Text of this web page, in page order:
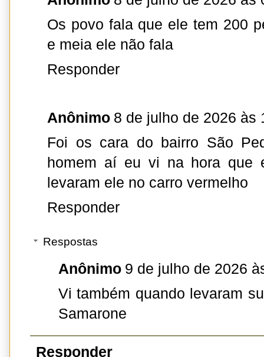
Os povo fala que ele tem 200
e meia ele não fala
Responder
Anônimo 8 de julho de 2026 às
Foi os cara do bairro São
homem aí eu vi na hora que
levaram ele no carro vermelho
Responder
Respostas
Anônimo 9 de julho de 2026
Vi também quando levaram
Samarone
Responder